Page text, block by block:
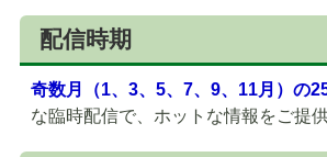
配信時期
奇数月（1、3、5、7、9、11月）の
な臨時配信で、ホットな情報をご提